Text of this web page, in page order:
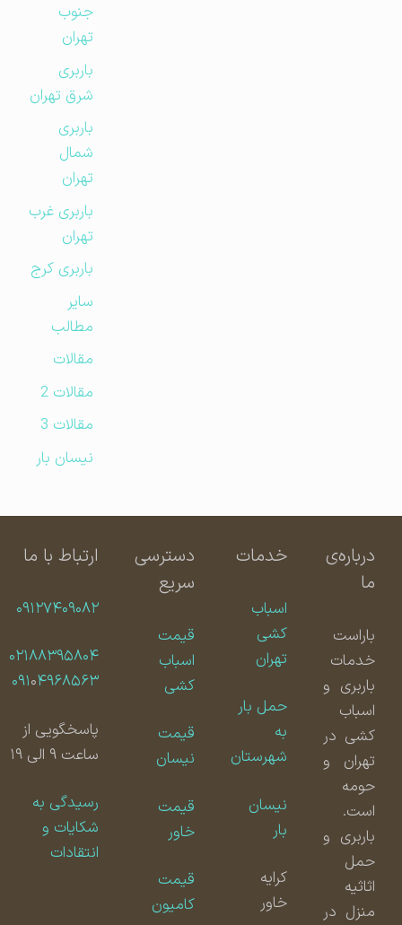
جنوب
تهران
باربری
شرق تهران
باربری
شمال
تهران
باربری غرب
تهران
باربری کرج
مطالب
مقالات
مقالات 2
مقالات 3
نیسان بار
درباره‌ی
باراست
خدمات
باربری و
اسباب
کشی در
تهران و
حومه
است.
باربری و
حمل
اثاثیه
منزل در
خدمات
اسباب
کشی
تهران
حمل بار
شهرستان
نیسان
دسترسی
سریع
قیمت
اسباب
کشی
قیمت
نیسان
قیمت
قیمت
کامیون
ارتباط با ما
۰۹۱۲۷۴۰۹۰۸۲
۰۲۱۸۸۳۹۵۸۰۴
۰۹۱۰۴۹۶۸۵۶۳
پاسخگویی از
ساعت ۹ الی ۱۹
رسیدگی به
شکایات و
انتقادات